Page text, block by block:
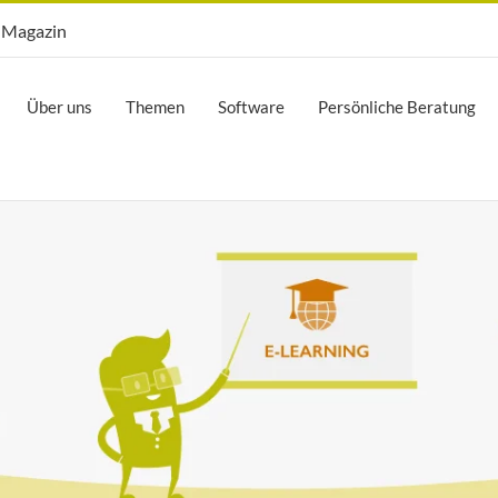
Opti.Mag
Magazin
Über uns Themen Software Persönliche Beratung